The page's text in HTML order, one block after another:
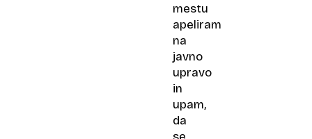
mestu
apeliram
na
javno
upravo
in
upam,
da